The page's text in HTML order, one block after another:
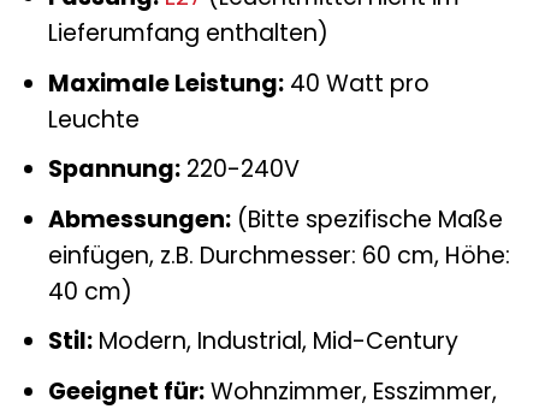
Lieferumfang enthalten)
Maximale Leistung:40 Watt pro
Leuchte
Spannung:220-240V
Abmessungen:(Bitte spezifische Maße
einfügen, z.B. Durchmesser: 60 cm, Höhe:
40 cm)
Stil:Modern, Industrial, Mid-Century
Geeignet für:Wohnzimmer, Esszimmer,